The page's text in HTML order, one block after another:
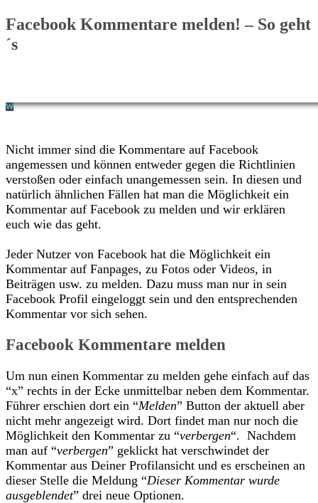
Facebook Kommentare melden! – So geht
´s
Nicht immer sind die Kommentare auf Facebook
angemessen und können entweder gegen die Richtlinien
verstoßen oder einfach unangemessen sein. In diesen und
natürlich ähnlichen Fällen hat man die Möglichkeit ein
Kommentar auf Facebook zu melden und wir erklären
euch wie das geht.
Jeder Nutzer von Facebook hat die Möglichkeit ein
Kommentar auf Fanpages, zu Fotos oder Videos, in
Beiträgen usw. zu melden. Dazu muss man nur in sein
Facebook Profil eingeloggt sein und den entsprechenden
Kommentar vor sich sehen.
Facebook Kommentare melden
Um nun einen Kommentar zu melden gehe einfach auf das
“x” rechts in der Ecke unmittelbar neben dem Kommentar.
Führer erschien dort ein “Melden” Button der aktuell aber
nicht mehr angezeigt wird. Dort findet man nur noch die
Möglichkeit den Kommentar zu “verbergen“. Nachdem
man auf “verbergen” geklickt hat verschwindet der
Kommentar aus Deiner Profilansicht und es erscheinen an
dieser Stelle die Meldung “Dieser Kommentar wurde
ausgeblendet” drei neue Optionen.